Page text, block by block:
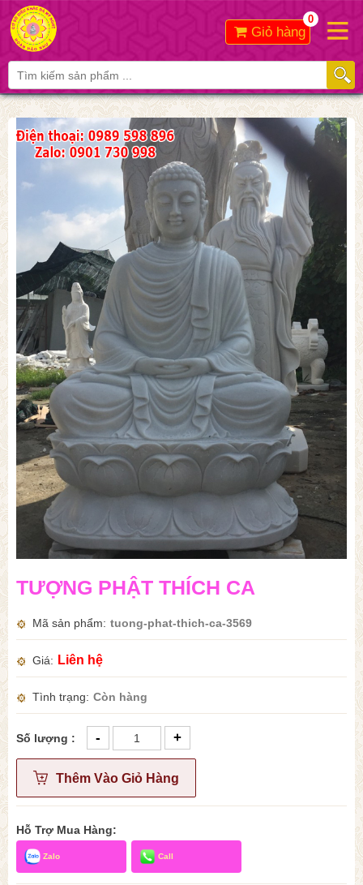
Giỏ hàng
0
TƯỢNG PHẬT THÍCH CA
Mã sản phẩm tuong-phat-thich-ca-3569
Giá Liên hệ
Tình trạng Còn hàng
Số lượng : - +
Thêm Vào Giỏ Hàng
Hỗ Trợ Mua Hàng:
Zalo Call